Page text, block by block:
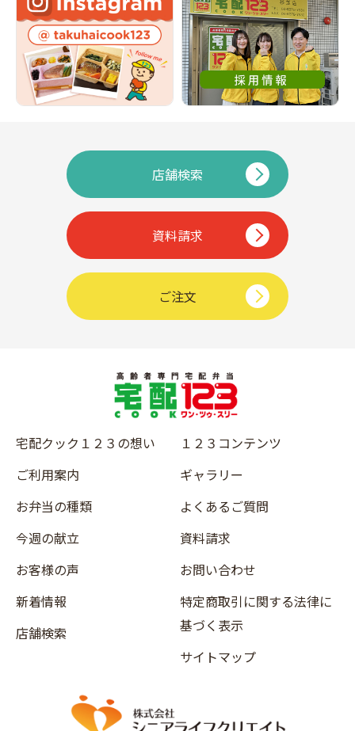
店舗検索
資料請求
ご注文
宅配クック１２３の想い
ご利用案内
お弁当の種類
今週の献立
お客様の声
新着情報
店舗検索
１２３コンテンツ
ギャラリー
よくあるご質問
資料請求
お問い合わせ
特定商取引に関する法律に
基づく表示
サイトマップ